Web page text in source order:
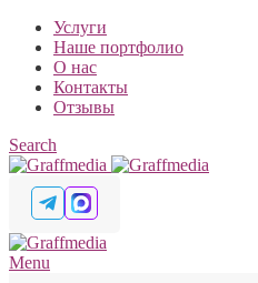
Услуги
Наше портфолио
О нас
Контакты
Отзывы
Search
Menu